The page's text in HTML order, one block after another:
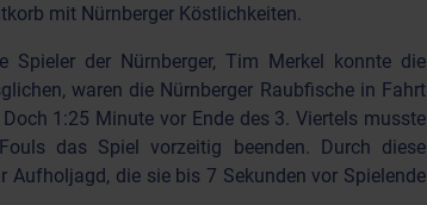
mit Nürnberger Köstlichkeiten.
der Nürnberger, Tim Merkel konnte die
waren die Nürnberger Raubfische in Fahrt
1:25 Minute vor Ende des 3. Viertels musste
das Spiel vorzeitig beenden. Durch diese
die sie bis 7 Sekunden vor Spielende